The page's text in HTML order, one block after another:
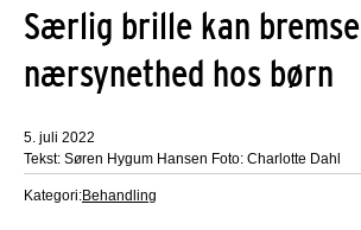
Særlig brille kan bremse
nærsynethed hos børn
5. juli 2022
Tekst: Søren Hygum Hansen Foto: Charlotte Dahl
Kategori:Behandling